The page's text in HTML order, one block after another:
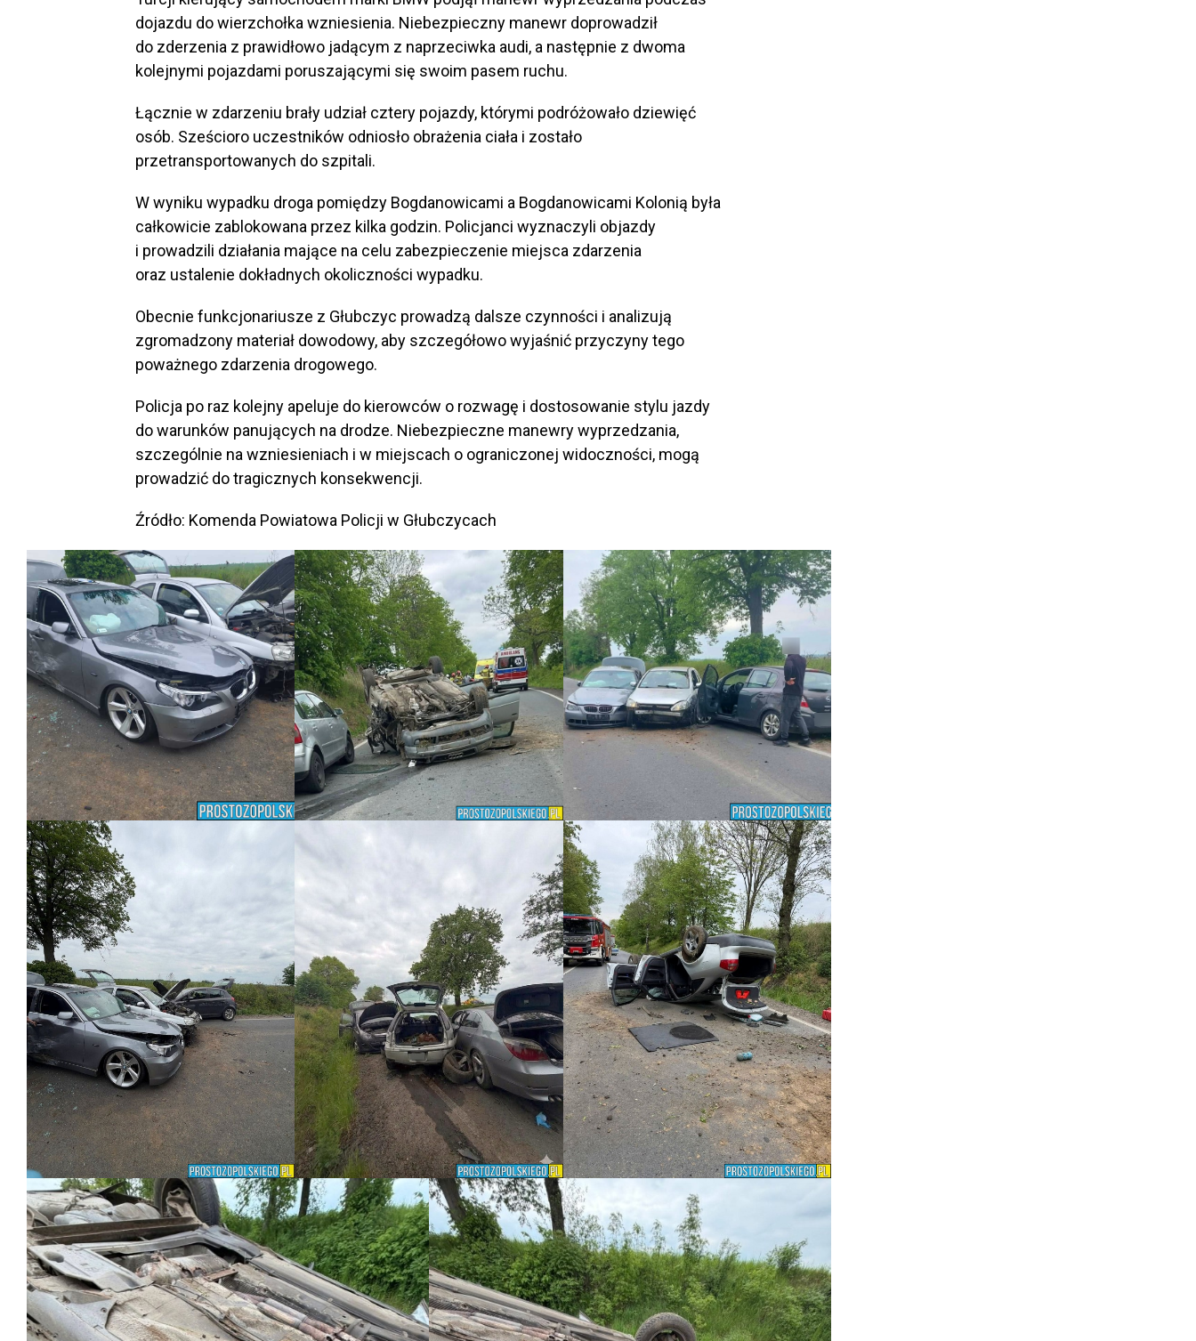
dojazdu do wierzchołka wzniesienia. Niebezpieczny manewr doprowadził
do zderzenia z prawidłowo jadącym z naprzeciwka audi, a następnie z dwoma
kolejnymi pojazdami poruszającymi się swoim pasem ruchu.
Łącznie w zdarzeniu brały udział cztery pojazdy, którymi podróżowało dziewięć
osób. Sześcioro uczestników odniosło obrażenia ciała i zostało
przetransportowanych do szpitali.
W wyniku wypadku droga pomiędzy Bogdanowicami a Bogdanowicami Kolonią była
całkowicie zablokowana przez kilka godzin. Policjanci wyznaczyli objazdy
i prowadzili działania mające na celu zabezpieczenie miejsca zdarzenia
oraz ustalenie dokładnych okoliczności wypadku.
Obecnie funkcjonariusze z Głubczyc prowadzą dalsze czynności i analizują
zgromadzony materiał dowodowy, aby szczegółowo wyjaśnić przyczyny tego
poważnego zdarzenia drogowego.
Policja po raz kolejny apeluje do kierowców o rozwagę i dostosowanie stylu jazdy
do warunków panujących na drodze. Niebezpieczne manewry wyprzedzania,
szczególnie na wzniesieniach i w miejscach o ograniczonej widoczności, mogą
prowadzić do tragicznych konsekwencji.
Źródło: Komenda Powiatowa Policji w Głubczycach